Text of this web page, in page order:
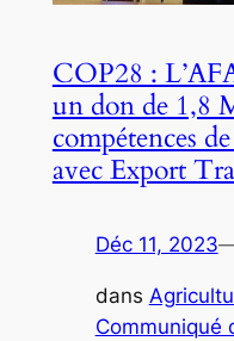
COP28 :
un don de 1,8
compétences
avec Export
Déc 11, 2023
dans
Communiqué